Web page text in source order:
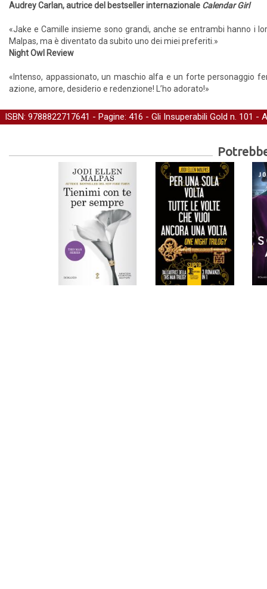
Audrey Carlan, autrice del bestseller internazionale Calendar Girl
«Jake e Camille insieme sono grandi, anche se entrambi hanno i
Malpas, ma è diventato da subito uno dei miei preferiti.»
Night Owl Review
«Intenso, appassionato, un maschio alfa e un forte personaggio
azione, amore, desiderio e redenzione! L’ho adorato!»
ISBN: 9788822717641 - Pagine: 416 - Gli Insuperabili Gold n. 101 -